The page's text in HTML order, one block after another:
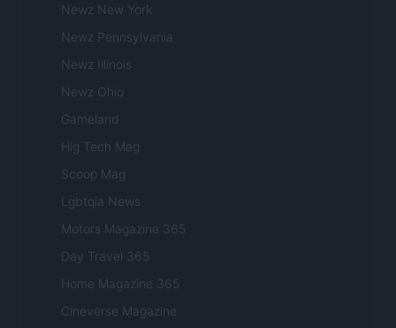
Newz New York
Newz Pennsylvania
Newz Illinois
Newz Ohio
Gameland
Hig Tech Mag
Scoop Mag
Lgbtqia News
Motors Magazine 365
Day Travel 365
Home Magazine 365
Cineverse Magazine